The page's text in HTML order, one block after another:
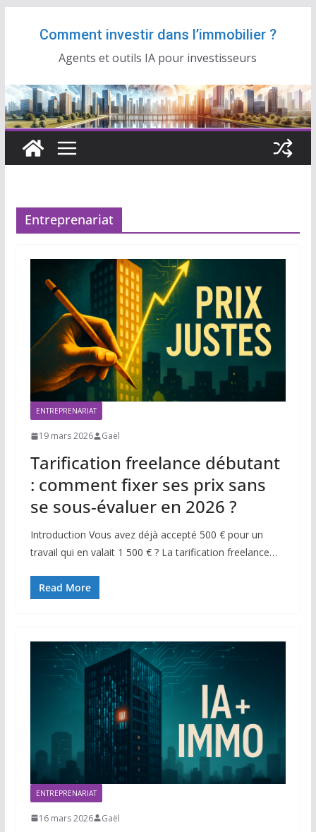
Comment investir dans l’immobilier ?
Agents et outils IA pour investisseurs
Entreprenariat
ENTREPRENARIAT
19 mars 2026 Gaël
Tarification freelance débutant
: comment fixer ses prix sans
se sous-évaluer en 2026 ?
Introduction Vous avez déjà accepté 500 € pour un
travail qui en valait 1 500 € ? La tarification freelance…
Read More
ENTREPRENARIAT
16 mars 2026 Gaël